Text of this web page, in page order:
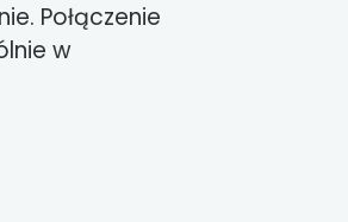
Połączenie
w